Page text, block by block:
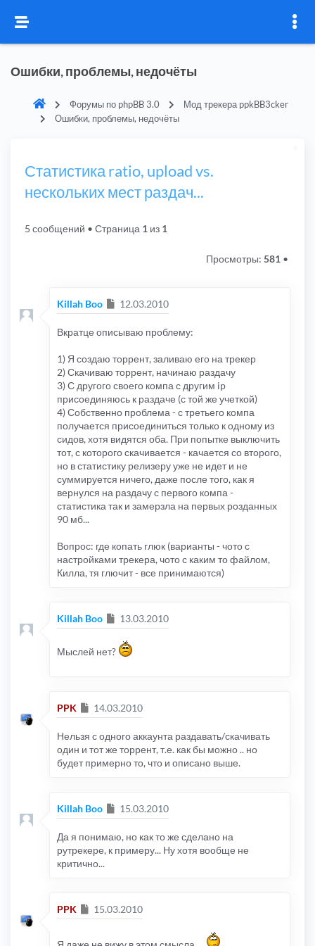
Ошибки, проблемы, недочёты
Форумы по phpBB 3.0
Мод трекера ppkBB3cker
Ошибки, проблемы, недочёты
Статистика ratio, upload vs.
нескольких мест раздач...
5 сообщений • Страница 1 из 1
Просмотры: 581 •
Killah Boo Сообщение
12.03.2010
Вкратце описываю проблему:
1) Я создаю торрент, заливаю его на трекер
2) Скачиваю торрент, начинаю раздачу
3) С другого своего компа с другим ip
присоединяюсь к раздаче (с той же учеткой)
4) Собственно проблема - с третьего компа
получается присоединиться только к одному из
сидов, хотя видятся оба. При попытке выключить
тот, с которого скачивается - качается со второго,
но в статистику релизеру уже не идет и не
суммируется ничего, даже после того, как я
вернулся на раздачу с первого компа -
статистика так и замерзла на первых розданных
90 мб...
Вопрос: где копать глюк (варианты - чото с
настройками трекера, чото с каким то файлом,
Килла, тя глючит - все принимаются)
Killah Boo Сообщение
13.03.2010
Мыслей нет?
PPK Сообщение
14.03.2010
Нельзя с одного аккаунта раздавать/скачивать
один и тот же торрент, т.е. как бы можно .. но
будет примерно то, что и описано выше.
Killah Boo Сообщение
15.03.2010
Да я понимаю, но как то же сделано на
рутрекере, к примеру... Ну хотя вообще не
критично...
PPK Сообщение
15.03.2010